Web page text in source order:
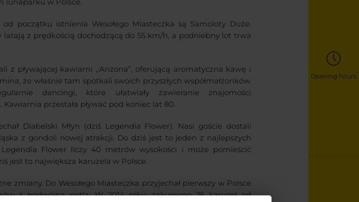
Opening hours
lunaparku w Polsce.
początku istnienia Wesołego Miasteczka są Samoloty Duże.
z prędkością dochodzącą do 55 km/h, a podniebny lot trwa
z pływającej kawiarni „Arizona”, oferującą aromatyczna kawę i
że właśnie tam spotkali swoich przyszłych współmałżonków.
dancingi, które ułatwiały zawieranie znajomości
przestała pływać pod koniec lat 80.
Diabelski Młyn (dziś Legendia Flower). Nasi goście dostali
z gondoli nowej atrakcji. Do dziś jest to jeden z najlepszych
Flower liczy 40 metrów wysokości i może pomieścić
jest to największa karuzela w Polsce.
zmiany. Do Wesołego Miasteczka przyjechał pierwszy w Polsce
z podwójna pętlą. W 2014 roku zakupiono 26 karuzel od